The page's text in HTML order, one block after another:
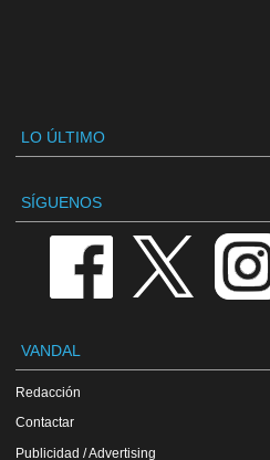
LO ÚLTIMO
SÍGUENOS
VANDAL
Redacción
Contactar
Publicidad / Advertising